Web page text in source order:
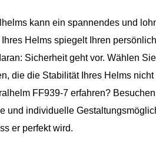
kann ein spannendes und
Helms spiegelt Ihren
Sicherheit geht vor. Wählen
die die Stabilität Ihres Helms
FF939-7 erfahren?
und individuelle
er perfekt wird.